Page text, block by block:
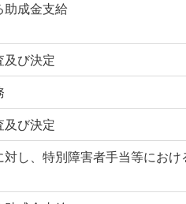
助成金支給
及び決定
及び決定
し、特別障害者手当等におけ